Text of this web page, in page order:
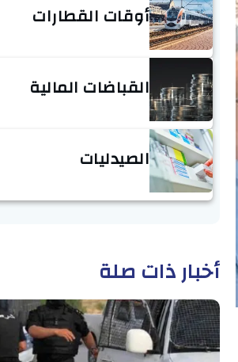
أوقات القطارات
القباضات المالية
الصيدليات
أخبار ذات صلة